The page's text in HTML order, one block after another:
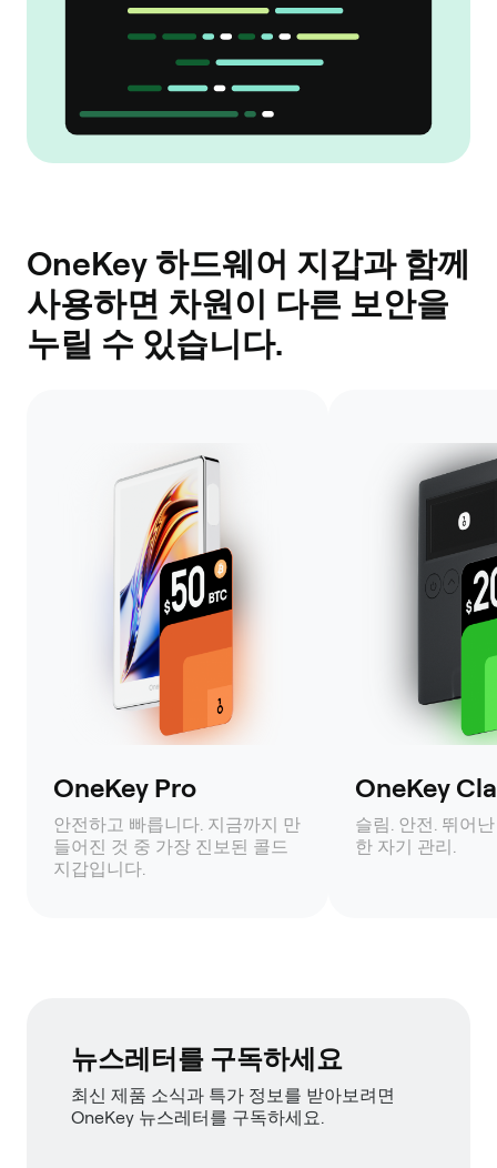
OneKey 하드웨어 지갑과 함께
사용하면 차원이 다른 보안을
누릴 수 있습니다.
OneKey Pro
안전하고 빠릅니다. 지금까지 만
들어진 것 중 가장 진보된 콜드
지갑입니다.
OneKey
슬림. 안전. 뛰어
한 자기 관리.
뉴스레터를 구독하세요
최신 제품 소식과 특가 정보를 받아보려면
OneKey 뉴스레터를 구독하세요.